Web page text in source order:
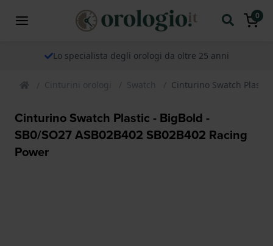
0
Lo specialista degli orologi da oltre 25 anni
Cinturini orologi Swatch Cinturino Swatch Plastic
Cinturino Swatch Plastic - BigBold -
SB0/SO27 ASB02B402 SB02B402 Racing
Power